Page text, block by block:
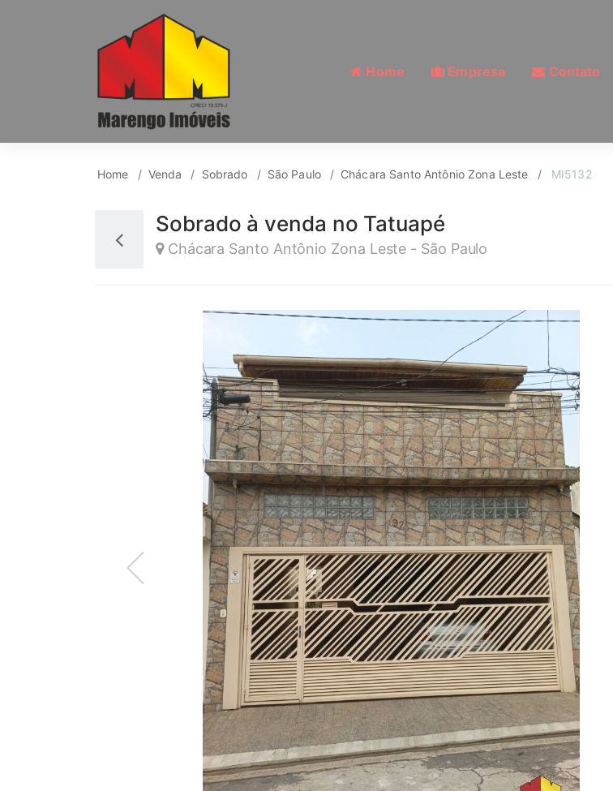
Home Empresa Contato
Sobrado para Venda, Chácara
Home Venda Sobrado São Paulo Chácara Santo Antônio Zona Leste MI5132
Sobrado à venda no Tatuapé
Chácara Santo Antônio Zona Leste - São Paulo